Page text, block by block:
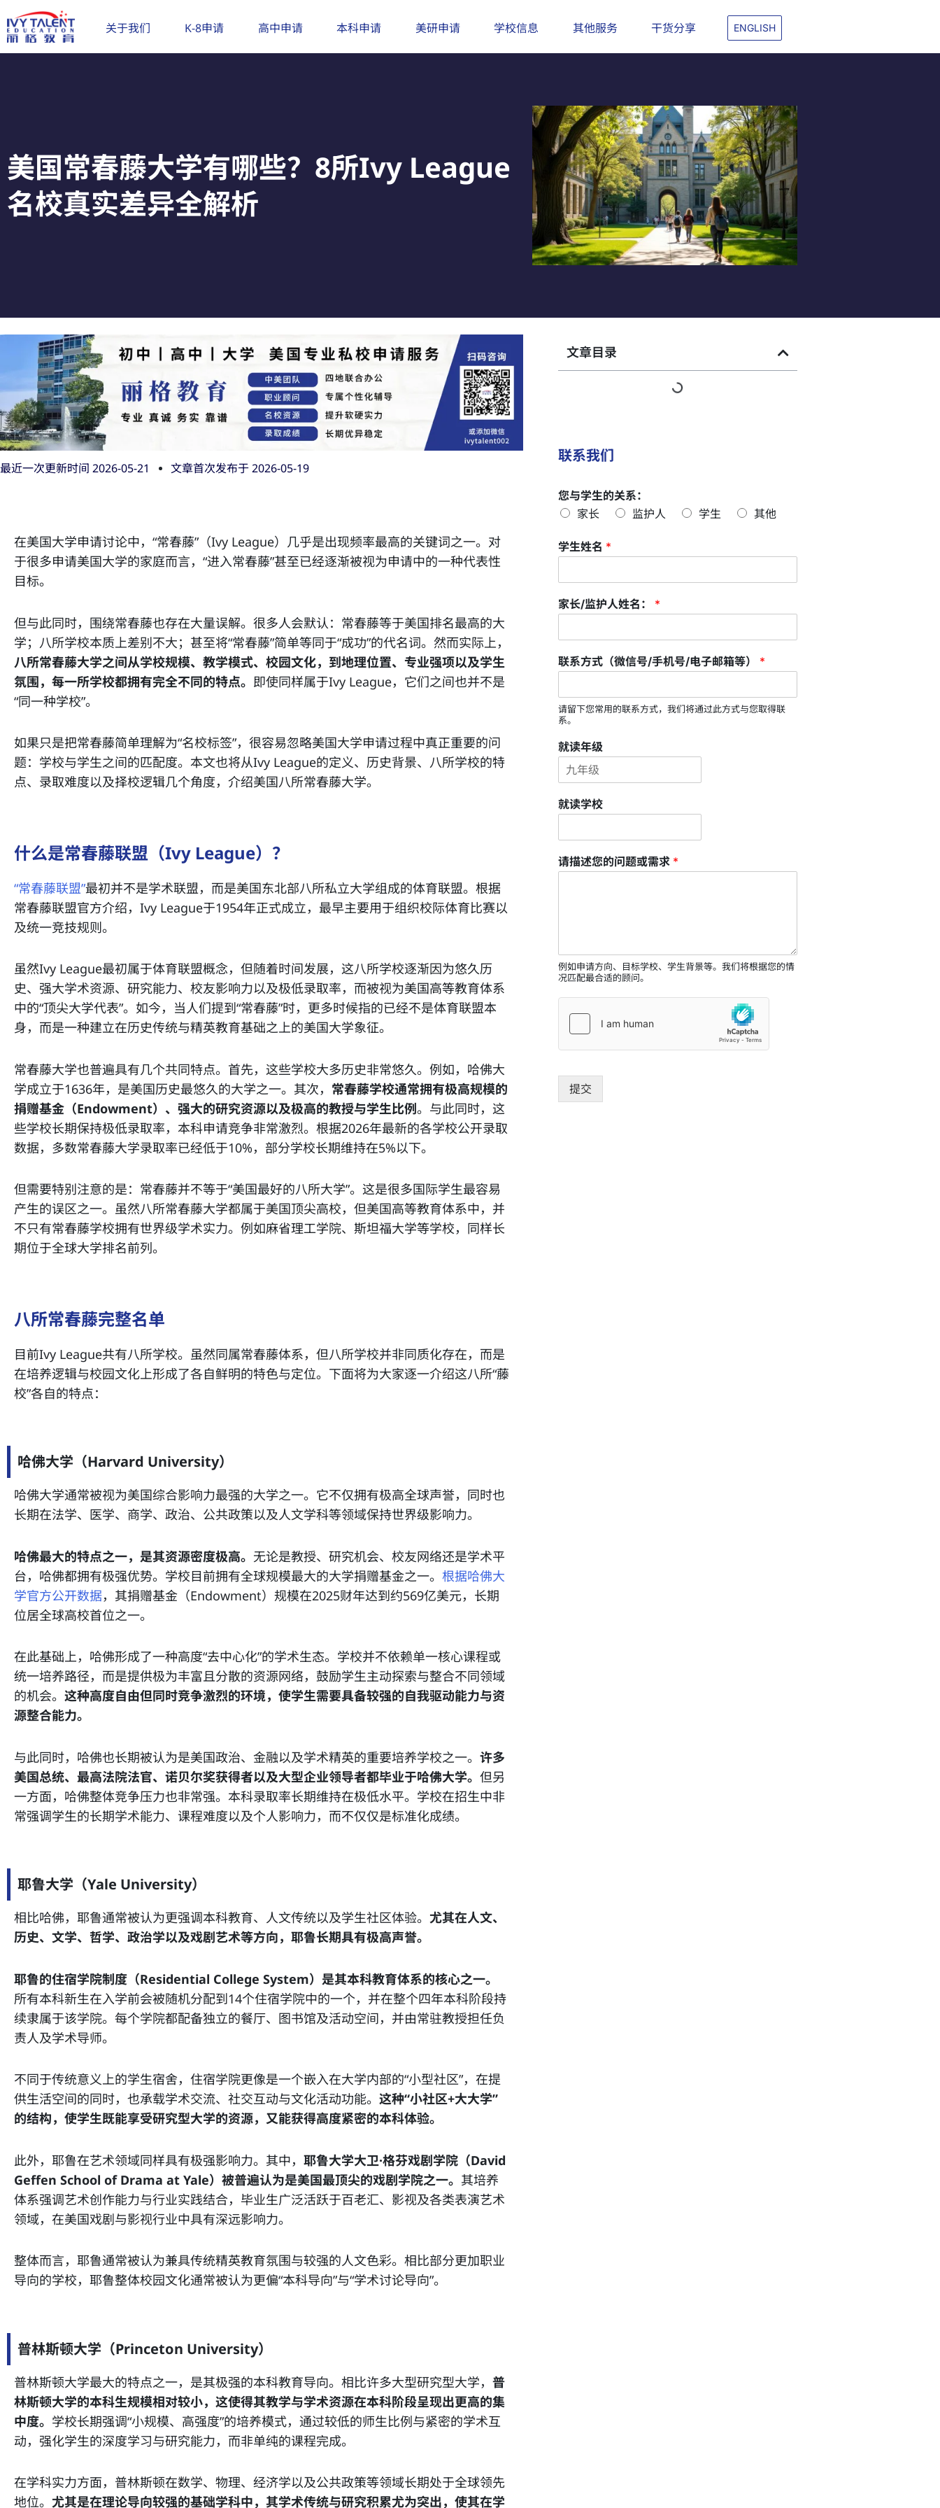
至
内
关于我们 K-8申请 高中申请 本科申请 美研申请 学校信息 其他服务 干货分享 ENGLISH
美国常春藤大学有哪些？8所Ivy League
名校真实差异全解析
最近一次更新时间 2026-05-21 文章首次发布于2026-05-19
在美国大学申请讨论中，“常春藤”（Ivy League）几乎是出现频率最高的关键词之一。对
于很多申请美国大学的家庭而言，“进入常春藤”甚至已经逐渐被视为申请中的一种代表性
目标。
但与此同时，围绕常春藤也存在大量误解。很多人会默认：常春藤等于美国排名最高的大
学；八所学校本质上差别不大；甚至将“常春藤”简单等同于“成功”的代名词。然而实际上，
八所常春藤大学之间从学校规模、教学模式、校园文化，到地理位置、专业强项以及学生
氛围，每一所学校都拥有完全不同的特点。 即使同样属于Ivy League，它们之间也并不是
“同一种学校”。
如果只是把常春藤简单理解为“名校标签”，很容易忽略美国大学申请过程中真正重要的问
题：学校与学生之间的匹配度。本文也将从Ivy League的定义、历史背景、八所学校的特
点、录取难度以及择校逻辑几个角度，介绍美国八所常春藤大学。
什么是常春藤联盟（Ivy League）？
“常春藤联盟”最初并不是学术联盟，而是美国东北部八所私立大学组成的体育联盟。根据
常春藤联盟官方介绍，Ivy League于1954年正式成立，最早主要用于组织校际体育比赛以
及统一竞技规则。
虽然Ivy League最初属于体育联盟概念，但随着时间发展，这八所学校逐渐因为悠久历
史、强大学术资源、研究能力、校友影响力以及极低录取率，而被视为美国高等教育体系
中的“顶尖大学代表”。如今，当人们提到“常春藤”时，更多时候指的已经不是体育联盟本
身，而是一种建立在历史传统与精英教育基础之上的美国大学象征。
常春藤大学也普遍具有几个共同特点。首先，这些学校大多历史非常悠久。例如，哈佛大
学成立于1636年，是美国历史最悠久的大学之一。其次， 常春藤学校通常拥有极高规模的
捐赠基金（Endowment）、强大的研究资源以及极高的教授与学生比例。与此同时，这
些学校长期保持极低录取率，本科申请竞争非常激烈。根据2026年最新的各学校公开录取
数据，多数常春藤大学录取率已经低于10%，部分学校长期维持在5%以下。
但需要特别注意的是：常春藤并不等于“美国最好的八所大学”。这是很多国际学生最容易
产生的误区之一。虽然八所常春藤大学都属于美国顶尖高校，但美国高等教育体系中，并
不只有常春藤学校拥有世界级学术实力。例如麻省理工学院、斯坦福大学等学校，同样长
期位于全球大学排名前列。
八所常春藤完整名单
目前Ivy League共有八所学校。虽然同属常春藤体系，但八所学校并非同质化存在，而是
在培养逻辑与校园文化上形成了各自鲜明的特色与定位。下面将为大家逐一介绍这八所“藤
校”各自的特点：
哈佛大学（Harvard University）
哈佛大学通常被视为美国综合影响力最强的大学之一。它不仅拥有极高全球声誉，同时也
长期在法学、医学、商学、政治、公共政策以及人文学科等领域保持世界级影响力。
哈佛最大的特点之一，是其资源密度极高。 无论是教授、研究机会、校友网络还是学术平
台，哈佛都拥有极强优势。学校目前拥有全球规模最大的大学捐赠基金之一。 根据哈佛大
学官方公开数据，其捐赠基金（Endowment）规模在2025财年达到约569亿美元，长期
位居全球高校首位之一。
在此基础上，哈佛形成了一种高度“去中心化”的学术生态。学校并不依赖单一核心课程或
统一培养路径，而是提供极为丰富且分散的资源网络，鼓励学生主动探索与整合不同领域
的机会。 这种高度自由但同时竞争激烈的环境，使学生需要具备较强的自我驱动能力与资
源整合能力。
与此同时，哈佛也长期被认为是美国政治、金融以及学术精英的重要培养学校之一。 许多
美国总统、最高法院法官、诺贝尔奖获得者以及大型企业领导者都毕业于哈佛大学。 但另
一方面，哈佛整体竞争压力也非常强。本科录取率长期维持在极低水平。学校在招生中非
常强调学生的长期学术能力、课程难度以及个人影响力，而不仅仅是标准化成绩。
耶鲁大学（Yale University）
相比哈佛，耶鲁通常被认为更强调本科教育、人文传统以及学生社区体验。 尤其在人文、
历史、文学、哲学、政治学以及戏剧艺术等方向，耶鲁长期具有极高声誉。
耶鲁的住宿学院制度（Residential College System）是其本科教育体系的核心之一。
所有本科新生在入学前会被随机分配到14个住宿学院中的一个，并在整个四年本科阶段持
续隶属于该学院。每个学院都配备独立的餐厅、图书馆及活动空间，并由常驻教授担任负
责人及学术导师。
不同于传统意义上的学生宿舍，住宿学院更像是一个嵌入在大学内部的“小型社区”，在提
供生活空间的同时，也承载学术交流、社交互动与文化活动功能。 这种“小社区+大大学”
的结构，使学生既能享受研究型大学的资源，又能获得高度紧密的本科体验。
此外，耶鲁在艺术领域同样具有极强影响力。其中， 耶鲁大学大卫·格芬戏剧学院（David
Geffen School of Drama at Yale）被普遍认为是美国最顶尖的戏剧学院之一。 其培养
体系强调艺术创作能力与行业实践结合，毕业生广泛活跃于百老汇、影视及各类表演艺术
领域，在美国戏剧与影视行业中具有深远影响力。
整体而言，耶鲁通常被认为兼具传统精英教育氛围与较强的人文色彩。相比部分更加职业
导向的学校，耶鲁整体校园文化通常被认为更偏“本科导向”与“学术讨论导向”。
普林斯顿大学（Princeton University）
普林斯顿大学最大的特点之一，是其极强的本科教育导向。相比许多大型研究型大学， 普
林斯顿大学的本科生规模相对较小，这使得其教学与学术资源在本科阶段呈现出更高的集
中度。 学校长期强调“小规模、高强度”的培养模式，通过较低的师生比例与紧密的学术互
动，强化学生的深度学习与研究能力，而非单纯的课程完成。
在学科实力方面，普林斯顿在数学、物理、经济学以及公共政策等领域长期处于全球领先
地位。 尤其是在理论导向较强的基础学科中，其学术传统与研究积累尤为突出，使其在学
文章目录
联系我们
您与学生的关系：
家长
监护人 学生 其他
学生姓名 *
家长/监护人姓名： *
联系方式（微信号/手机号/电子邮箱等） *
请留下您常用的联系方式，我们将通过此方式与您取得联
系。
就读年级
就读学校
请描述您的问题或需求 *
例如申请方向、目标学校、学生背景等。我们将根据您的情
况匹配最合适的顾问。
提交